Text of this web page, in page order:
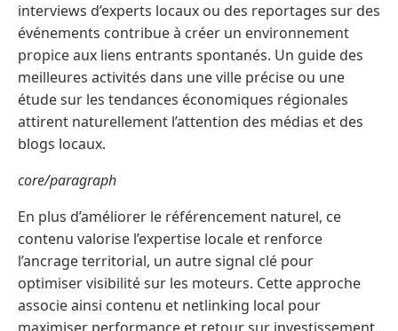
interviews d’experts locaux ou des reportages sur des
événements contribue à créer un environnement
propice aux liens entrants spontanés. Un guide des
meilleures activités dans une ville précise ou une
étude sur les tendances économiques régionales
attirent naturellement l’attention des médias et des
blogs locaux.
core/paragraph
En plus d’améliorer le référencement naturel, ce
contenu valorise l’expertise locale et renforce
l’ancrage territorial, un autre signal clé pour
optimiser visibilité sur les moteurs. Cette approche
associe ainsi contenu et netlinking local pour